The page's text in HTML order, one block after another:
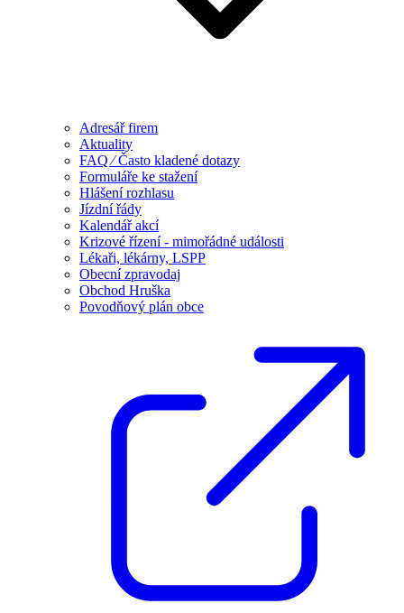
Adresář firem
Aktuality
FAQ ⁄ Často kladené dotazy
Formuláře ke stažení
Hlášení rozhlasu
Jízdní řády
Kalendář akcí
Krizové řízení - mimořádné události
Lékaři, lékárny, LSPP
Obecní zpravodaj
Obchod Hruška
Povodňový plán obce